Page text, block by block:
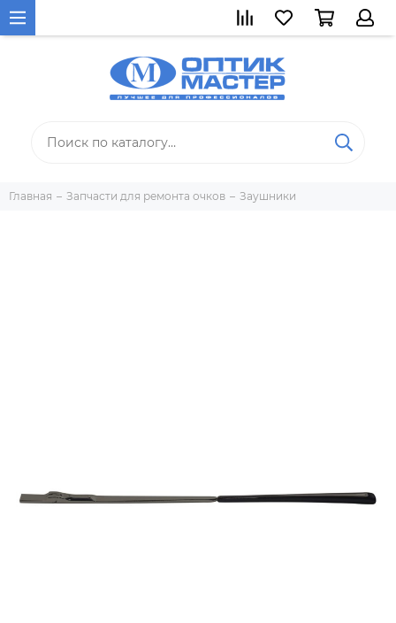
Главная Запчасти для ремонта очков Заушники